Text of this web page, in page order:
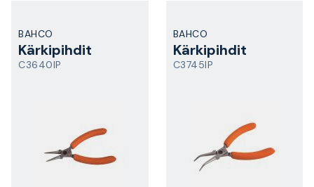
BAHCO
Kärkipihdit
C3640IP
BAHCO
Kärkipihdit
C3745IP